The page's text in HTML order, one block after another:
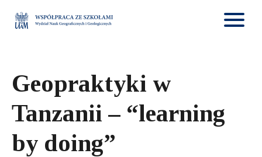
Geopraktyki w
Tanzanii – “learning
by doing”